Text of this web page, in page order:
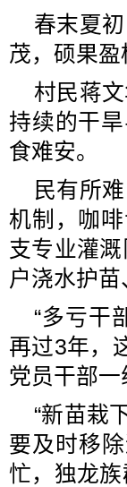
春末夏
茂，硕果盈
村民蒋
持续的干
食难安。
民有所
机制，咖
支专业灌
户浇水护苗
“多亏干
再过3年，
党员干部
“新苗栽
要及时移
忙，独龙